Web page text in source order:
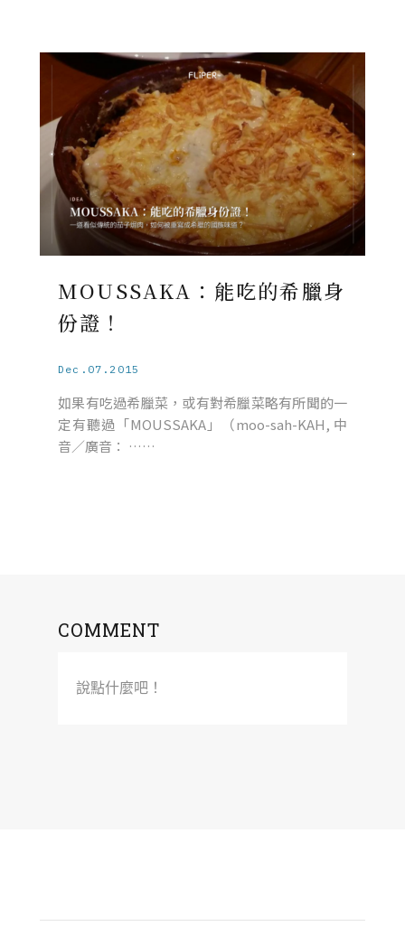
MOUSSAKA：能吃的希臘身
份證！
Dec.07.2015
如果有吃過希臘菜，或有對希臘菜略有所聞的一
定有聽過「MOUSSAKA」（moo-sah-KAH, 中
音／廣音： ……
COMMENT
說點什麼吧！